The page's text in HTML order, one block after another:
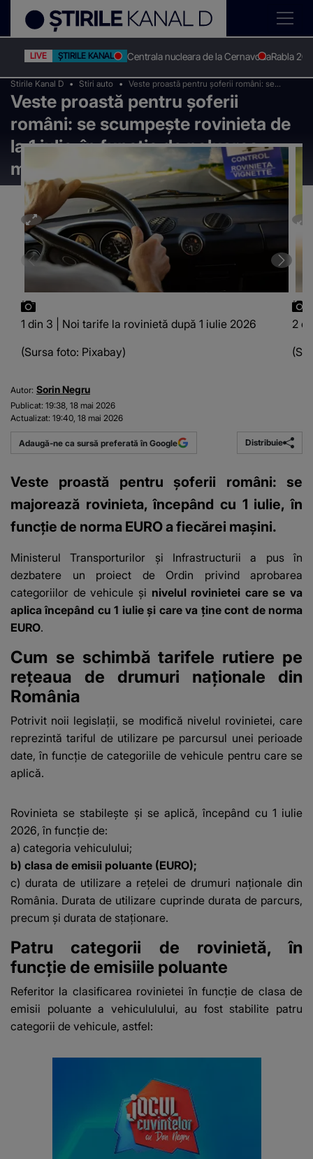
LIVE ȘTIRILE KANAL D Centrala nucleara de la CernavodaRabla
Stirile Kanal D Stiri auto
Veste proastă pentru șoferii români: se
scumpește rovinieta de la 1 iulie, în funcție de
poluarea mașinii
Veste proastă pentru șoferii
români: se scumpește rovinieta de
la 1 iulie, în funcție de poluarea
mașinii
1 din 3 | Noi tarife la rovinietă după 1 iulie 2026
(Sursa foto: Pixabay)
2
Autor: Sorin Negru
Publicat: 19:38, 18 mai 2026
Actualizat: 19:40, 18 mai 2026
Adaugă-ne ca sursă preferată în Google Distribuie
Veste proastă pentru șoferii români: se
majorează rovinieta, începând cu 1 iulie, în
funcție de norma EURO a fiecărei mașini.
Ministerul Transporturilor și Infrastructurii a pus în
dezbatere un proiect de Ordin privind aprobarea
categoriilor de vehicule și nivelul rovinietei care se va
aplica începând cu 1 iulie și care va ține cont de norma
EURO.
Cum se schimbă tarifele rutiere pe
rețeaua de drumuri naționale din
România
Potrivit noii legislații, se modifică nivelul rovinietei, care
reprezintă tariful de utilizare pe parcursul unei perioade
date, în funcție de categoriile de vehicule pentru care se
aplică.
Rovinieta se stabilește și se aplică, începând cu 1 iulie
2026, în funcție de:
a) categoria vehiculului;
b) clasa de emisii poluante (EURO);
c) durata de utilizare a reţelei de drumuri naţionale din
România. Durata de utilizare cuprinde durata de parcurs,
precum şi durata de staţionare.
Patru categorii de rovinietă, în
funcție de emisiile poluante
Referitor la clasificarea rovinietei în funcție de clasa de
emisii poluante a vehicululului, au fost stabilite patru
categorii de vehicule, astfel: